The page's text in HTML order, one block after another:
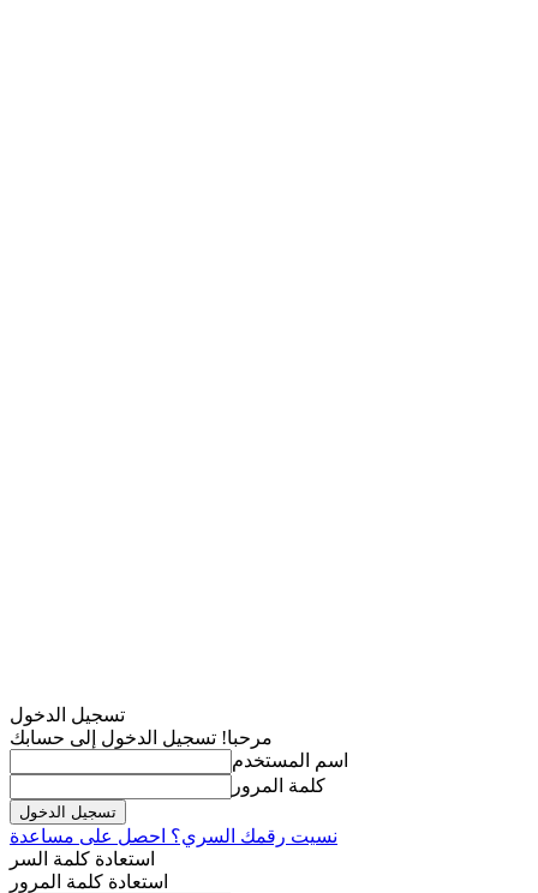
تسجيل الدخول
مرحبا! تسجيل الدخول إلى حسابك
اسم المستخدم
كلمة المرور
نسيت رقمك السري؟ احصل على مساعدة
استعادة كلمة السر
استعادة كلمة المرور